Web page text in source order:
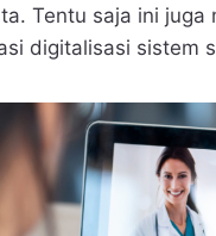
Tentu saja ini
digitalisasi sistem